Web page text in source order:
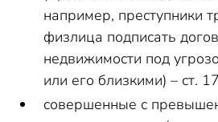
например, преступники
физлица подписать
недвижимости под
или его близкими) – ст.
совершенные с